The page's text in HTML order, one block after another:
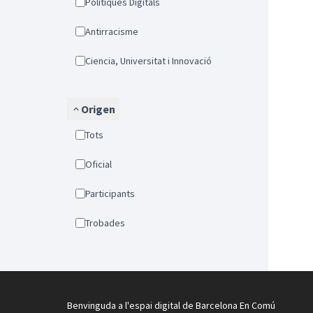
Antirracisme
Ciencia, Universitat i Innovació
Origen
Tots
Oficial
Participants
Trobades
Benvinguda a l'espai digital de Barcelona En Comú